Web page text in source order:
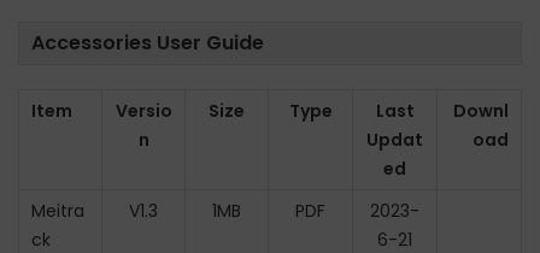
Accessories User Guide
Item
Versio
n
Size Type
Last
Updat
ed
Downl
oad
Meitra
ck
V1.3 1MB PDF
2023-
6-21